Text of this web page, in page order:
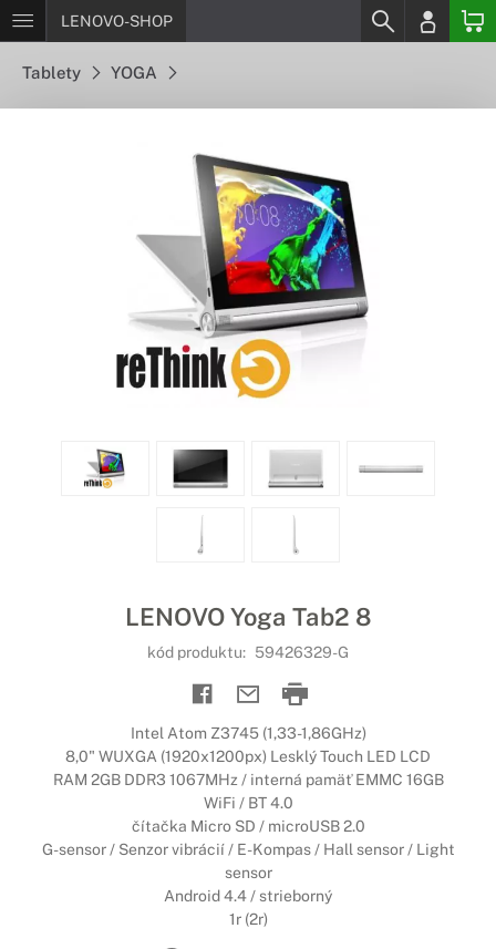
LENOVO-SHOP
Tablety YOGA
LENOVO Yoga Tab2 8
kód produktu: 59426329-G
Intel Atom Z3745 (1,33-1,86GHz)
8,0" WUXGA (1920x1200px) Lesklý Touch LED LCD
RAM 2GB DDR3 1067MHz / interná pamäť EMMC 16GB
WiFi / BT 4.0
čítačka Micro SD / microUSB 2.0
G-sensor / Senzor vibrácií / E-Kompas / Hall sensor / Light
sensor
Android 4.4 / strieborný
1r (2r)